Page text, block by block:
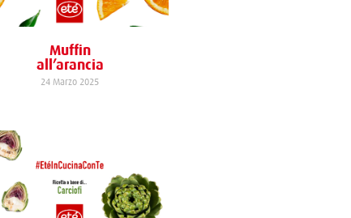
Muffin
all’arancia
24 Marzo 2025